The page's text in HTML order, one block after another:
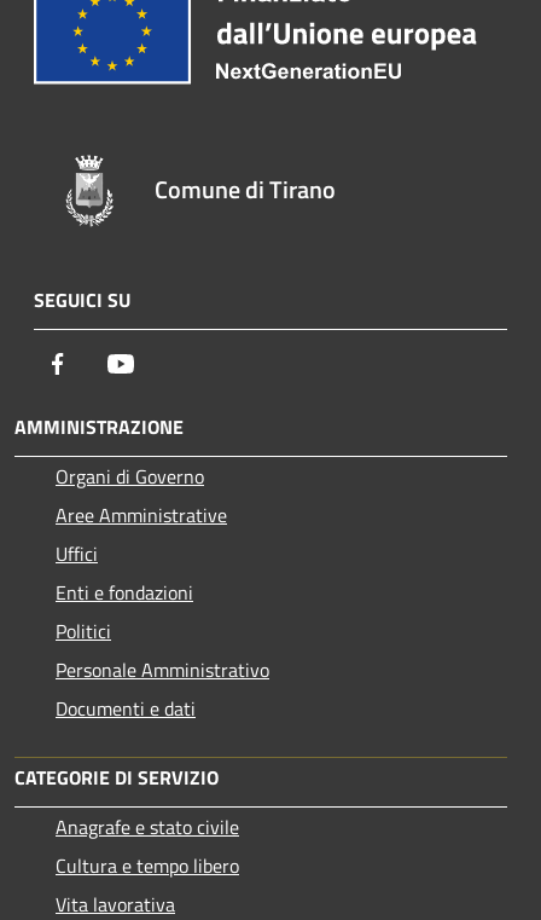
Comune di Tirano
SEGUICI SU
Facebook
AMMINISTRAZIONE
Organi di Governo
Aree Amministrative
Uffici
Enti e fondazioni
Politici
Personale Amministrativo
Documenti e dati
CATEGORIE DI SERVIZIO
Anagrafe e stato civile
Cultura e tempo libero
Vita lavorativa